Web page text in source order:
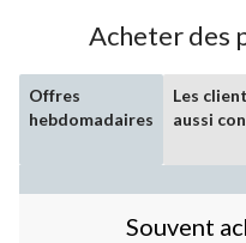
Acheter des
Offres
hebdomadaires
Les
aussi
Souvent